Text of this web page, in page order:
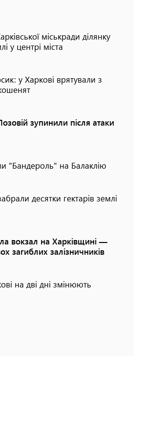
міськради ділянку
у центрі міста
у Харкові врятували з
зупинили після атаки
"Бандероль" на Балаклію
десятки гектарів землі
вокзал на Харківщині —
загиблих залізничників
на дві дні змінюють